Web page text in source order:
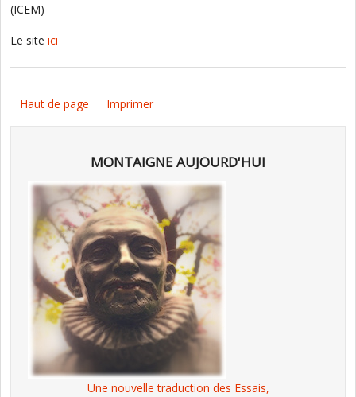
(ICEM)
Le site ici
Haut de page Imprimer
MONTAIGNE AUJOURD'HUI
Une nouvelle traduction des Essais,